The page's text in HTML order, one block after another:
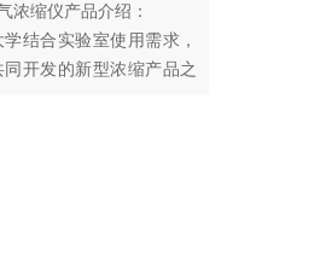
浓缩仪产品介绍：
结合实验室使用需求，
开发的新型浓缩产品之